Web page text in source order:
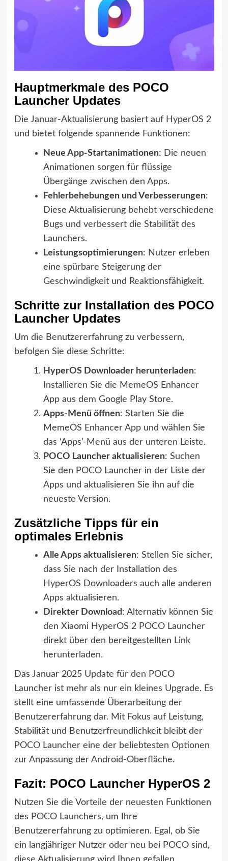
Hauptmerkmale des POCO
Launcher Updates
Die Januar-Aktualisierung basiert auf HyperOS 2
und bietet folgende spannende Funktionen:
Neue App-Startanimationen: Die neuen
Animationen sorgen für flüssige
Übergänge zwischen den Apps.
Fehlerbehebungen und Verbesserungen:
Diese Aktualisierung behebt verschiedene
Bugs und verbessert die Stabilität des
Launchers.
Leistungsoptimierungen: Nutzer erleben
eine spürbare Steigerung der
Geschwindigkeit und Reaktionsfähigkeit.
Schritte zur Installation des POCO
Launcher Updates
Um die Benutzererfahrung zu verbessern,
befolgen Sie diese Schritte:
HyperOS Downloader herunterladen:
Installieren Sie die MemeOS Enhancer
App aus dem Google Play Store.
Apps-Menü öffnen: Starten Sie die
MemeOS Enhancer App und wählen Sie
das ‘Apps’-Menü aus der unteren Leiste.
POCO Launcher aktualisieren: Suchen
Sie den POCO Launcher in der Liste der
Apps und aktualisieren Sie ihn auf die
neueste Version.
Zusätzliche Tipps für ein
optimales Erlebnis
Alle Apps aktualisieren: Stellen Sie sicher,
dass Sie nach der Installation des
HyperOS Downloaders auch alle anderen
Apps aktualisieren.
Direkter Download: Alternativ können Sie
den Xiaomi HyperOS 2 POCO Launcher
direkt über den bereitgestellten Link
herunterladen.
Das Januar 2025 Update für den POCO
Launcher ist mehr als nur ein kleines Upgrade. Es
stellt eine umfassende Überarbeitung der
Benutzererfahrung dar. Mit Fokus auf Leistung,
Stabilität und Benutzerfreundlichkeit bleibt der
POCO Launcher eine der beliebtesten Optionen
zur Anpassung der Android-Oberfläche.
Fazit: POCO Launcher HyperOS 2
Nutzen Sie die Vorteile der neuesten Funktionen
des POCO Launchers, um Ihre
Benutzererfahrung zu optimieren. Egal, ob Sie
ein langjähriger Nutzer oder neu bei POCO sind,